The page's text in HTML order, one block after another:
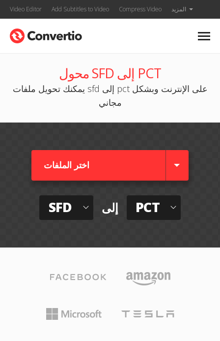
Video Editor Add Subtitles to Video Compress Video المزيد
محول SFD إلى PCT
يمكنك تحويل ملفات sfd إلى pct على الإنترنت وبشكل
مجاني
اختر الملفات
SFD إلى PCT